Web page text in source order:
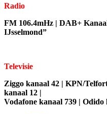
Radio
FM 106.4mHz | DAB+
IJsselmond”
Televisie
Ziggo kanaal 42 | KPN/
kanaal 12 |
Vodafone kanaal 739 | Odido